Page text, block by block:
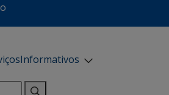
Informativos